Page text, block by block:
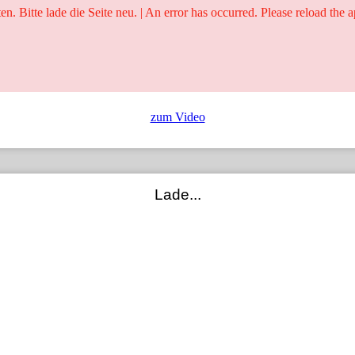
zum Video
Lade...
Bitte lade die Seite neu. | An error has occurred. Please reload the